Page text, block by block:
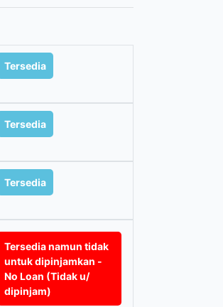
Tersedia
Tersedia
Tersedia
Tersedia namun tidak
untuk dipinjamkan -
No Loan (Tidak u/
dipinjam)